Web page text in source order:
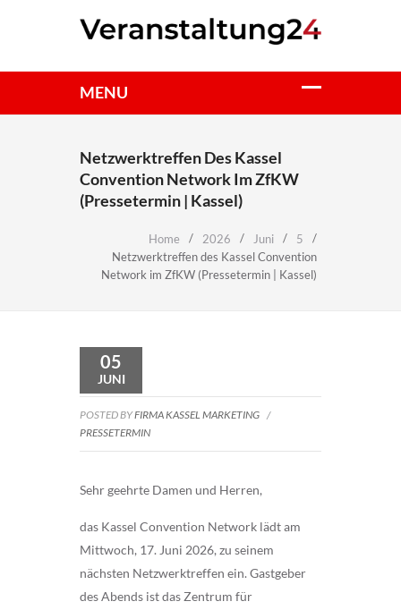
Netzwerktreffen Des Kassel
Convention Network Im ZfKW
(Pressetermin | Kassel)
Home 2026 Juni
5
Netzwerktreffen des Kassel Convention
Network im ZfKW (Pressetermin | Kassel)
05
JUNI
POSTED BYFIRMA KASSEL MARKETING /
PRESSETERMIN
Sehr geehrte Damen und Herren,
das Kassel Convention Network lädt am
Mittwoch, 17. Juni 2026, zu seinem
nächsten Netzwerktreffen ein. Gastgeber
des Abends ist das Zentrum für